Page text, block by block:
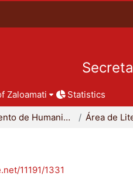
Zaloamati Statistics
Departamento de Humanidades Área de
11191/1331